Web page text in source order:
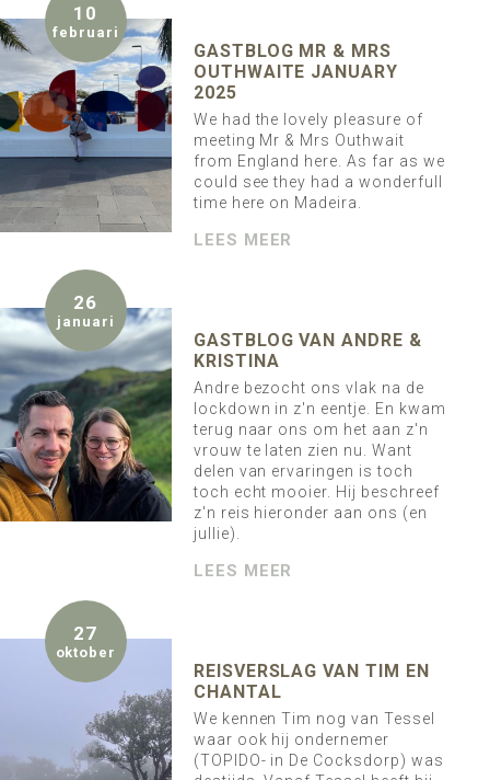
10
februari
GASTBLOG MR & MRS
OUTHWAITE JANUARY
2025
We had the lovely pleasure of
meeting Mr & Mrs Outhwait
from England here. As far as we
could see they had a wonderfull
time here on Madeira.
LEES MEER
26
januari
GASTBLOG VAN ANDRE &
KRISTINA
Andre bezocht ons vlak na de
lockdown in z'n eentje. En kwam
terug naar ons om het aan z'n
vrouw te laten zien nu. Want
delen van ervaringen is toch
toch echt mooier. Hij beschreef
z'n reis hieronder aan ons (en
jullie).
LEES MEER
27
oktober
REISVERSLAG VAN TIM EN
CHANTAL
We kennen Tim nog van Tessel
waar ook hij ondernemer
(TOPIDO- in De Cocksdorp) was